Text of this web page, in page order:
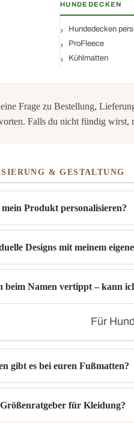
HUNDEDECKEN
Hundedecken
ProFleece
Kühlmatten
Für
Frage zu Bestellung,
Falls du nicht fündig wirst,
& GESTALTUNG
Produkt personalisieren?
Designs mit meinem
beim Namen vertippt – kann
gibt es bei euren Fußmatten?
für Kleidung?